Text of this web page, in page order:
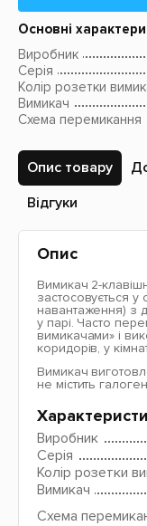
Основні
Виробник
Серія
Колір розетки
Вимикач
Схема перемикання
Опис товару
Відгуки
Опис
Вимикач 2-
застосовується у
навантаження) з
у парі. Часто
вимикачами» і
коридорів, у
Вимикач
не містить
Виробник
Серія
Колір розетки
Вимикач
Схема